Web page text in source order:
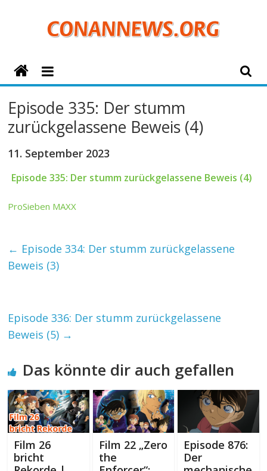
ConanNews.org
Conan
News
Episode 335: Der stumm
zurückgelassene Beweis (4)
11. September 2023
Episode 335: Der stumm zurückgelassene Beweis (4)
ProSieben MAXX
← Episode 334: Der stumm zurückgelassene
Beweis (3)
Episode 336: Der stumm zurückgelassene
Beweis (5) →
Das könnte dir auch gefallen
Film 26
bricht
Film 22 „Zero
the
Episode 876:
Der